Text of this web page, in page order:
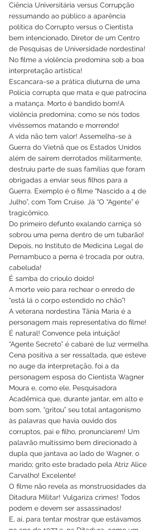
Ciência Universitária versus Corrupção
ressumando ao público a aparência
política do Corrupto versus o Cientista
bem intencionado, Diretor de um Centro
de Pesquisas de Universidade nordestina!
No filme a violência predomina sob a boa
interpretação artística!
Escancara-se a prática diuturna de uma
Polícia corrupta que mata e que patrocina
a matança. Morto é bandido bom!A
violência predomina; como se nós todos
vivêssemos matando e morrendo!
A vida não tem valor! Assemelha-se à
Guerra do Vietnã que os Estados Unidos
além de sairem derrotados militarmente,
destruiu parte de suas famílias que foram
obrigadas a enviar seus filhos para a
Guerra. Exemplo é o filme “Nascido a 4 de
Julho”, com Tom Cruise. Já “O “Agente” é
tragicômico.
Do primeiro defunto exalando carniça só
sobrou uma perna dentro de um tubarão!
Depois, no Instituto de Medicina Legal de
Pernambuco a perna é trocada por outra,
cabeluda!
É samba do crioulo doido!
A morte veio para rechear o enredo de
“está lá o corpo estendido no chão”!
A veterana nordestina Tânia Maria é a
personagem mais representativa do filme!
É natural! Convence pela intuição!
“Agente Secreto” é cabaré de luz vermelha.
Cena positiva a ser ressaltada, que esteve
no auge da interpretação, foi a da
personagem esposa do Cientista Wagner
Moura e, como ele, Pesquisadora
Acadêmica que, durante jantar, em alto e
bom som, “gritou” seu total antagonismo
às palavras que havia ouvido dos
corruptos, pai e filho, pronunciarem! Um
palavrão muitíssimo bem direcionado à
dupla que jantava ao lado de Wagner, o
marido; grito este bradado pela Atriz Alice
Carvalho! Excelente!
O filme não revela as monstruosidades da
Ditadura Militar! Vulgariza crimes! Todos
podem e devem ser assassinados!
E, aí, para tentar mostrar que estávamos